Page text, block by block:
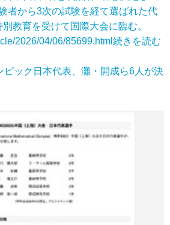
者から3次の試験を経て選ばれた代
教育を受けて国際大会に臨む。
2026/04/06/85699.html 続きを読む
ピック日本代表、灘・開成ら6人が決